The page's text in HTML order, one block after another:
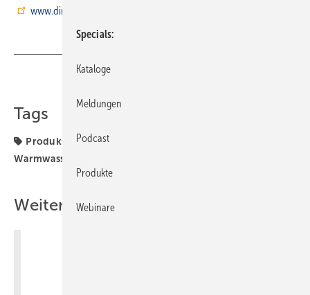
www.dimplex.de
Tags
Produkte von den Frühjahrsmessen
Warmwasserspeicher
Weitere Inhalte
Specials
Kataloge
Meldungen
Podcast
Produkte
Webinare